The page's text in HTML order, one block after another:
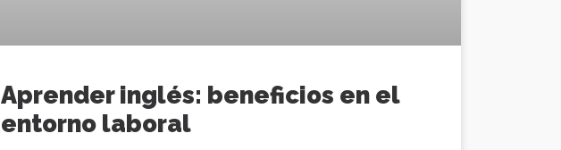
Aprender inglés: beneficios en el
entorno laboral